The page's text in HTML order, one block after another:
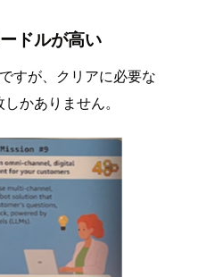
ドルが高い
すが、クリアに必要な
かありません。